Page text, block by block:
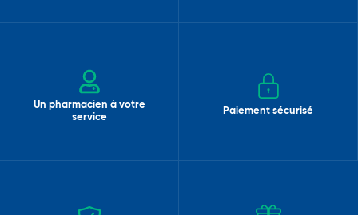
Un pharmacien à votre
service
Paiement sécurisé